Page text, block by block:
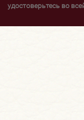
удостоверьтесь во